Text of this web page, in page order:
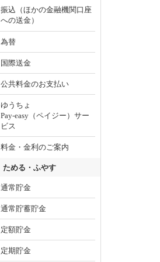
振込（ほかの金融機関口座
への送金）
為替
国際送金
公共料金のお支払い
ゆうちょ
Pay-easy（ペイジー）サー
ビス
料金・金利のご案内
ためる・ふやす
通常貯金
通常貯蓄貯金
定額貯金
定期貯金